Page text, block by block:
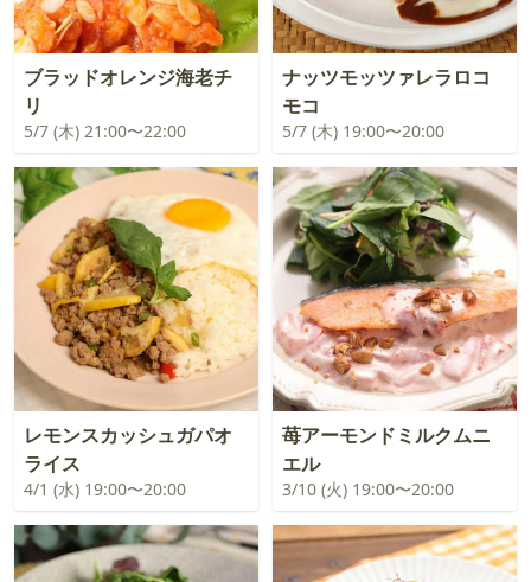
ブラッドオレンジ海老チ
リ
5/7 (木) 21:00〜22:00
ナッツモッツァレラロコ
モコ
5/7 (木) 19:00〜20:00
レモンスカッシュガパオ
ライス
4/1 (水) 19:00〜20:00
苺アーモンドミルクムニ
エル
3/10 (火) 19:00〜20:00